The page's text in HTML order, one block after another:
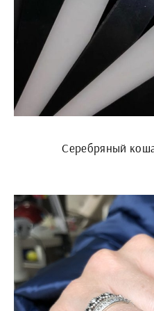
Серебряный